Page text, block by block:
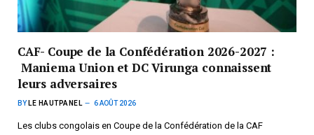
CAF- Coupe de la Confédération 2026-2027 :
Maniema Union et DC Virunga connaissent
leurs adversaires
BY LE HAUTPANEL 6 AOÛT 2026
Les clubs congolais en Coupe de la Confédération de la CAF